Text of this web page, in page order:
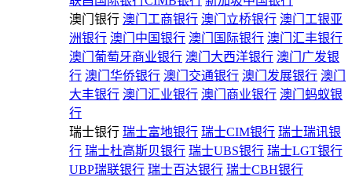
澳门银行 澳门工商银行 澳门立桥银行 澳门工银亚
洲银行 澳门中国银行 澳门国际银行 澳门汇丰银行
澳门葡萄牙商业银行 澳门大西洋银行 澳门广发银
行 澳门华侨银行 澳门交通银行 澳门发展银行 澳门
大丰银行 澳门汇业银行 澳门商业银行 澳门蚂蚁银
行
瑞士银行 瑞士富地银行 瑞士CIM银行 瑞士瑞讯银
行 瑞士杜高斯贝银行 瑞士UBS银行 瑞士LGT银行
UBP瑞联银行 瑞士百达银行 瑞士CBH银行